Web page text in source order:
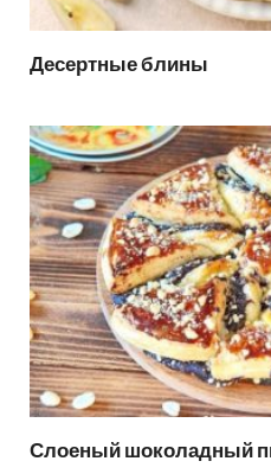
Десертные блины
Слоеный шоколадный